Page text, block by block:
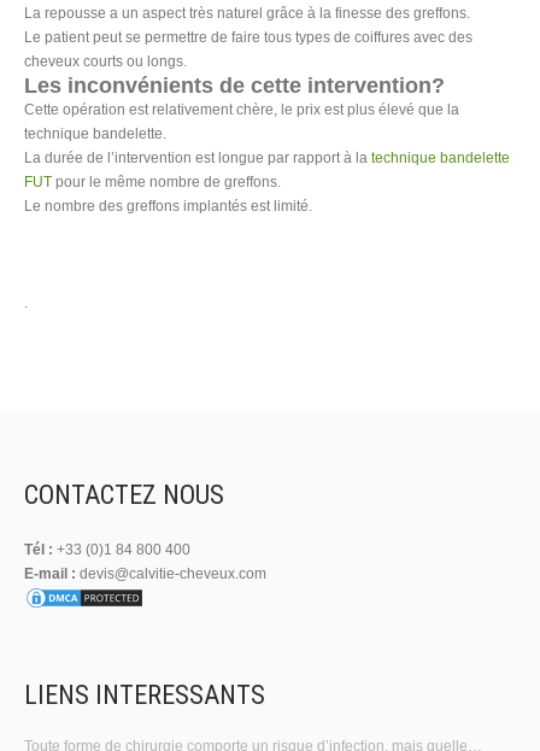
La repousse a un aspect très naturel grâce à la finesse des greffons.
Le patient peut se permettre de faire tous types de coiffures avec des
cheveux courts ou longs.
Les inconvénients de cette intervention?
Cette opération est relativement chère, le prix est plus élevé que la
technique bandelette.
La durée de l’intervention est longue par rapport à la technique bandelette
FUT pour le même nombre de greffons.
Le nombre des greffons implantés est limité.
.
CONTACTEZ NOUS
Tél : +33 (0)1 84 800 400
E-mail : devis@calvitie-cheveux.com
LIENS INTERESSANTS
Toute forme de chirurgie comporte un risque d’infection, mais quelle…